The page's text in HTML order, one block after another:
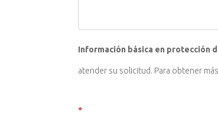
Información básica en protección
atender su solicitud. Para obtener
*